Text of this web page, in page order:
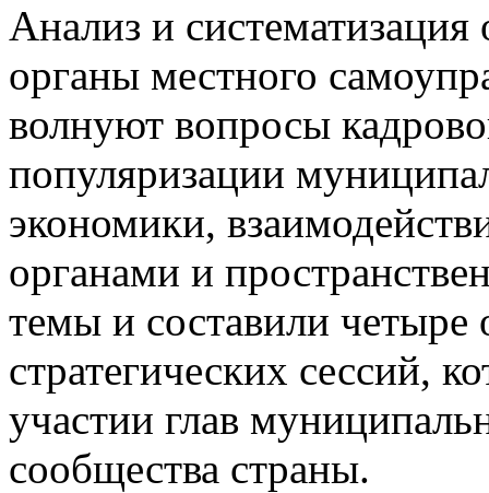
Анализ и
органы местного
волнуют вопросы
популяризации
экономики,
органами и
темы и составили четыре
стратегических сессий,
участии глав
сообщества страны.